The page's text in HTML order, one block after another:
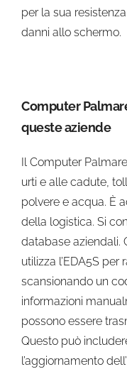
per la sua
danni allo schermo.
Computer
queste aziende
Il Computer
urti e alle cadute,
polvere e acqua. È
della logistica. Si
database aziendali.
utilizza l’EDA5S
scansionando un
informazioni
possono essere
Questo può
l’aggiornamento